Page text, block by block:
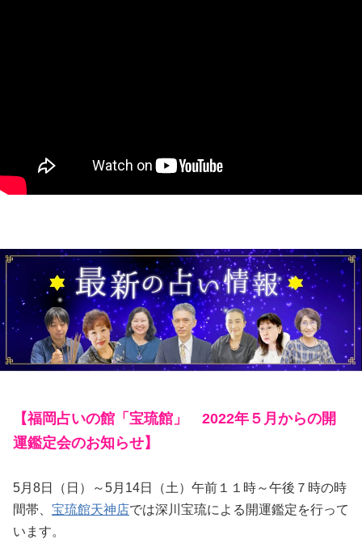
【福岡占いの館「宝琉館」 2022年５月からの開
運鑑定会のお知らせ】
5月8日（日）～5月14日（土）午前１１時～午後７時の時
間帯、 宝琉館天神店では深川宝琉による開運鑑定を行って
います。